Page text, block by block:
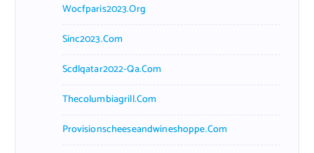
Wocfparis2023.org
Sinc2023.com
Scdlqatar2022-Qa.com
Thecolumbiagrill.com
Provisionscheeseandwineshoppe.com